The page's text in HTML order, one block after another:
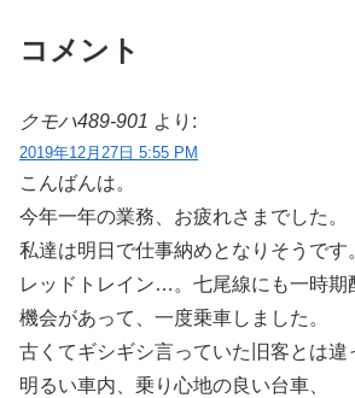
コメント
クモハ489-901 より:
2019年12月27日 5:55 PM
こんばんは。
今年一年の業務、お疲れさまでした。
私達は明日で仕事納めとなりそうです
レッドトレイン…。七尾線にも一時期
機会があって、一度乗車しました。
古くてギシギシ言っていた旧客とは違
明るい車内、乗り心地の良い台車、